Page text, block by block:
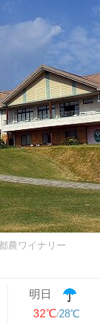
農ワイナリー
明日
32℃ 28℃